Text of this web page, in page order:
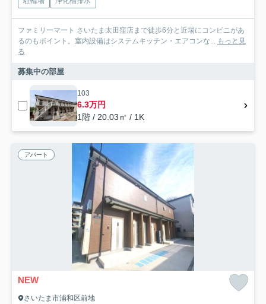
ファミリーマート さいたま太田窪店まで徒歩6分と近場にコンビニがあ
るのもポイント。室内設備はシステムキッチン・エアコンな... もっと見
る
募集中の部屋
103
6.3万円
1階 / 20.03㎡ / 1K
アパート
NEW
さいたま市浦和区前地